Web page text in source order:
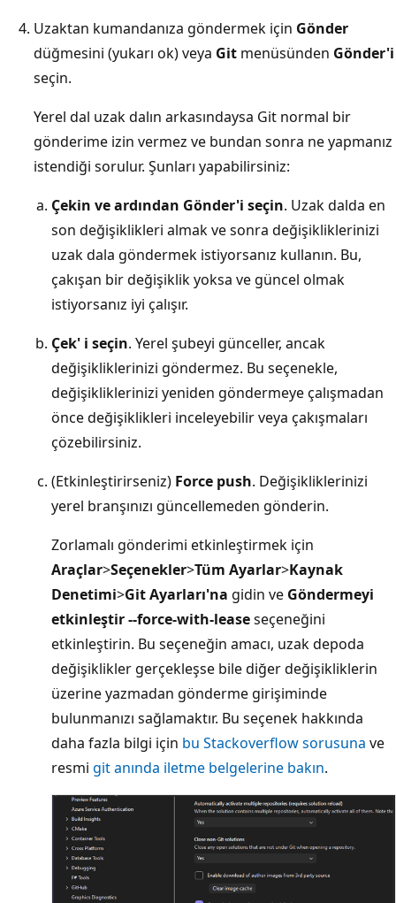
Uzaktan kumandanıza göndermek için Gönder
düğmesini (yukarı ok) veya Git menüsünden Gönder'i
seçin.
Yerel dal uzak dalın arkasındaysa Git normal bir
gönderime izin vermez ve bundan sonra ne yapmanız
istendiği sorulur. Şunları yapabilirsiniz:
Çekin ve ardından Gönder'i seçin. Uzak dalda en
son değişiklikleri almak ve sonra değişikliklerinizi
uzak dala göndermek istiyorsanız kullanın. Bu,
çakışan bir değişiklik yoksa ve güncel olmak
istiyorsanız iyi çalışır.
Çek' i seçin. Yerel şubeyi günceller, ancak
değişikliklerinizi göndermez. Bu seçenekle,
değişikliklerinizi yeniden göndermeye çalışmadan
önce değişiklikleri inceleyebilir veya çakışmaları
çözebilirsiniz.
(Etkinleştirirseniz) Force push. Değişikliklerinizi
yerel branşınızı güncellemeden gönderin.
Zorlamalı gönderimi etkinleştirmek için
Araçlar>Seçenekler>Tüm Ayarlar>Kaynak
Denetimi>Git Ayarları'na gidin ve Göndermeyi
etkinleştir --force-with-leaseseçeneğini
etkinleştirin. Bu seçeneğin amacı, uzak depoda
değişiklikler gerçekleşse bile diğer değişikliklerin
üzerine yazmadan gönderme girişiminde
bulunmanızı sağlamaktır. Bu seçenek hakkında
daha fazla bilgi için bu Stackoverflow sorusuna ve
resmi git anında iletme belgelerine bakın.